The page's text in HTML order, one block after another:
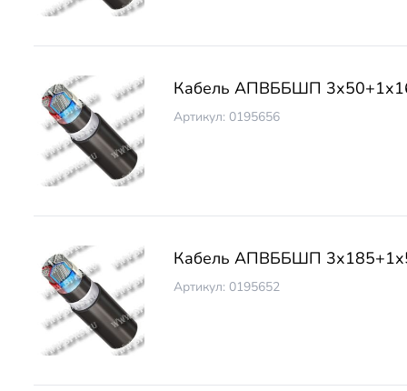
Кабель АПВББШП
Артикул: 0195656
Кабель АПВББШП
Артикул: 0195652